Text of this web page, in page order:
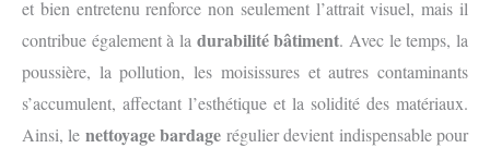
et bien entretenu renforce non seulement l’attrait visuel, mais il
contribue également à la durabilité bâtiment. Avec le temps, la
poussière, la pollution, les moisissures et autres contaminants
s’accumulent, affectant l’esthétique et la solidité des matériaux.
Ainsi, le nettoyage bardage régulier devient indispensable pour